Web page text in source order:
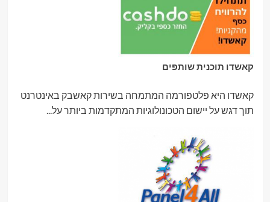
קאשדו תוכנית שותפים
קאשדו היא פלטפורמה המתמחה בשירות קאשבק באינטרנט
תוך דגש על יישום הטכונולוגיות המתקדמות ביותר על...